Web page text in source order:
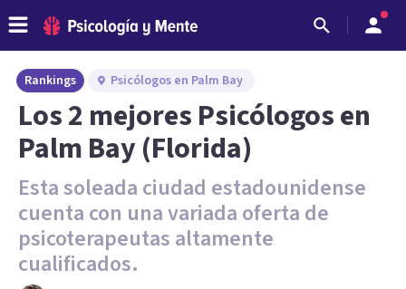
Rankings Psicólogos en Palm Bay
Los 2 mejores Psicólogos en
Palm Bay (Florida)
Esta soleada ciudad estadounidense
cuenta con una variada oferta de
psicoterapeutas altamente
cualificados.